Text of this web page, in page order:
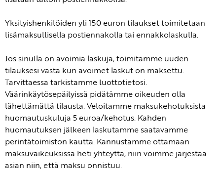
Yksityishenkilöiden yli 150 euron tilaukset toimitetaan
lisämaksullisella postiennakolla tai ennakkolaskulla.
Jos sinulla on avoimia laskuja, toimitamme uuden
tilauksesi vasta kun avoimet laskut on maksettu.
Tarvittaessa tarkistamme luottotietosi.
Väärinkäytösepäilyissä pidätämme oikeuden olla
lähettämättä tilausta. Veloitamme maksukehotuksista
huomautuskuluja 5 euroa/kehotus. Kahden
huomautuksen jälkeen laskutamme saatavamme
perintätoimiston kautta. Kannustamme ottamaan
maksuvaikeuksissa heti yhteyttä, niin voimme järjestää
asian niin, että maksu onnistuu.